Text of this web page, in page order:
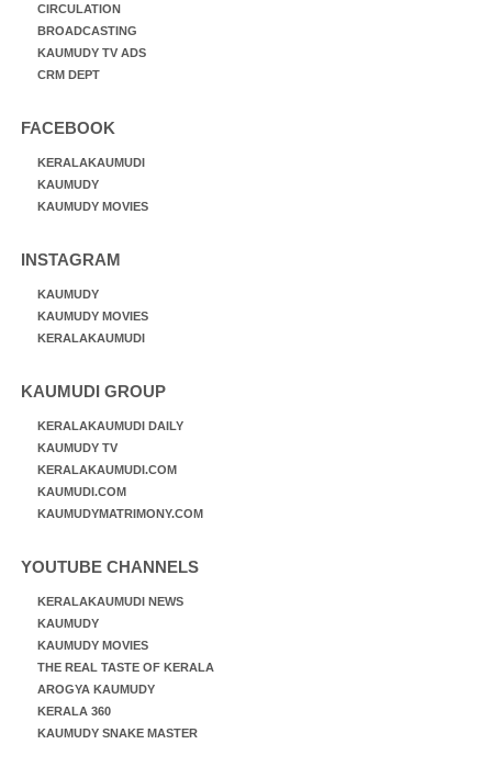
CIRCULATION
BROADCASTING
KAUMUDY TV ADS
CRM DEPT
FACEBOOK
KERALAKAUMUDI
KAUMUDY
KAUMUDY MOVIES
INSTAGRAM
KAUMUDY
KAUMUDY MOVIES
KERALAKAUMUDI
KAUMUDI GROUP
KERALAKAUMUDI DAILY
KAUMUDY TV
KERALAKAUMUDI.COM
KAUMUDI.COM
KAUMUDYMATRIMONY.COM
YOUTUBE CHANNELS
KERALAKAUMUDI NEWS
KAUMUDY
KAUMUDY MOVIES
THE REAL TASTE OF KERALA
AROGYA KAUMUDY
KERALA 360
KAUMUDY SNAKE MASTER